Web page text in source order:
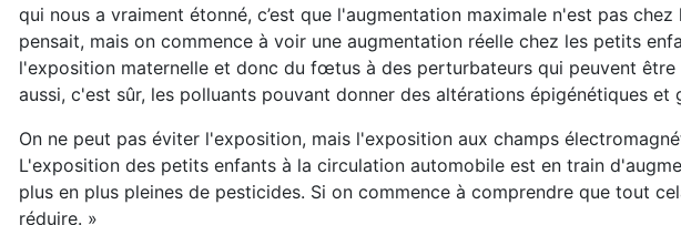
qui nous a vraiment étonné, c’est que l'augmentation maximale n'est pas
pensait, mais on commence à voir une augmentation réelle chez les petits
l'exposition maternelle et donc du fœtus à des perturbateurs qui peuvent
aussi, c'est sûr, les polluants pouvant donner des altérations épigénétiques et
On ne peut pas éviter l'exposition, mais l'exposition aux champs
L'exposition des petits enfants à la circulation automobile est en train
plus en plus pleines de pesticides. Si on commence à comprendre que tout
réduire. »